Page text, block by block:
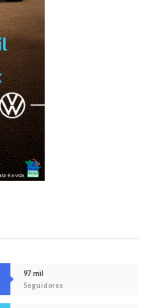
97 mil
Seguidores